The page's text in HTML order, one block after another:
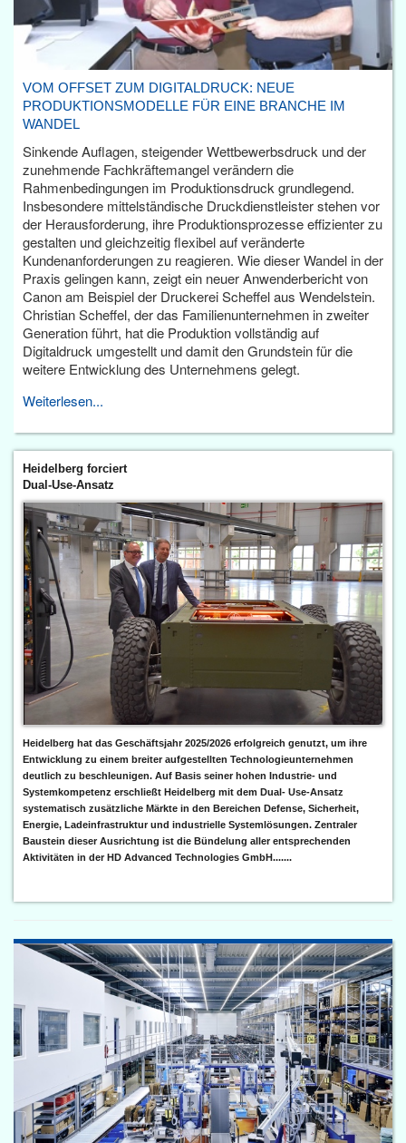
VOM OFFSET ZUM DIGITALDRUCK: NEUE
PRODUKTIONSMODELLE FÜR EINE BRANCHE IM
WANDEL
Sinkende Auflagen, steigender Wettbewerbsdruck und der
zunehmende Fachkräftemangel verändern die
Rahmenbedingungen im Produktionsdruck grundlegend.
Insbesondere mittelständische Druckdienstleister stehen vor
der Herausforderung, ihre Produktionsprozesse effizienter zu
gestalten und gleichzeitig flexibel auf veränderte
Kundenanforderungen zu reagieren. Wie dieser Wandel in der
Praxis gelingen kann, zeigt ein neuer Anwenderbericht von
Canon am Beispiel der Druckerei Scheffel aus Wendelstein.
Christian Scheffel, der das Familienunternehmen in zweiter
Generation führt, hat die Produktion vollständig auf
Digitaldruck umgestellt und damit den Grundstein für die
weitere Entwicklung des Unternehmens gelegt.
Weiterlesen...
Heidelberg forciert
Dual-Use-Ansatz
Heidelberg hat das Geschäftsjahr 2025/2026 erfolgreich genutzt, um ihre
Entwicklung zu einem breiter aufgestellten Technologieunternehmen
deutlich zu beschleunigen. Auf Basis seiner hohen Industrie- und
Systemkompetenz erschließt Heidelberg mit dem Dual- Use-Ansatz
systematisch zusätzliche Märkte in den Bereichen Defense, Sicherheit,
Energie, Ladeinfrastruktur und industrielle Systemlösungen. Zentraler
Baustein dieser Ausrichtung ist die Bündelung aller entsprechenden
Aktivitäten in der HD Advanced Technologies GmbH.......